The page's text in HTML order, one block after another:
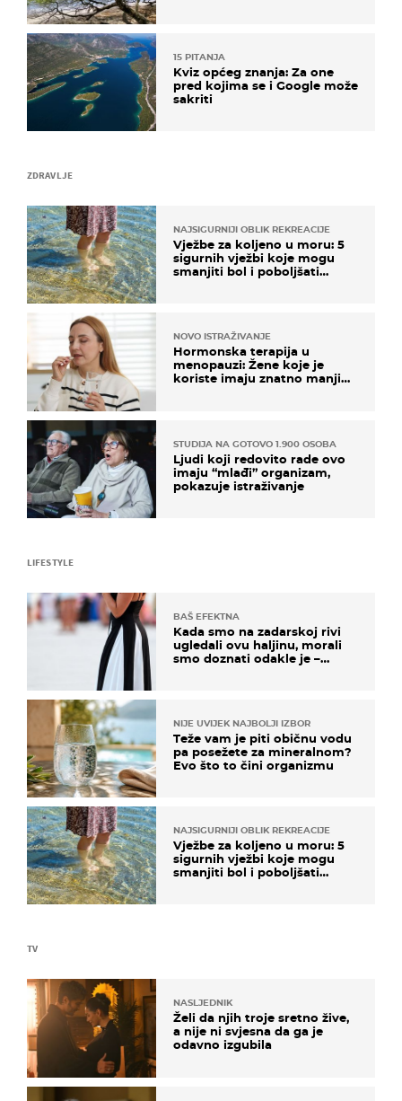
ZDRAVLJE
NAJSIGURNIJI OBLIK REKREACIJE
Vježbe za koljeno u moru: 5
sigurnih vježbi koje mogu
smanjiti bol i poboljšati
NOVO ISTRAŽIVANJE
Hormonska terapija u
menopauzi: Žene koje je
koriste imaju znatno manji
STUDIJA NA GOTOVO 1.900 OSOBA
Ljudi koji redovito rade ovo
imaju “mlađi” organizam,
pokazuje istraživanje
TV
NASLJEDNIK
Želi da njih troje sretno žive,
a nije ni svjesna da ga je
odavno izgubila
15 PITANJA
Kviz općeg znanja: Za one
pred kojima se i Google može
sakriti
LIFESTYLE
BAŠ EFEKTNA
Kada smo na zadarskoj rivi
ugledali ovu haljinu, morali
smo doznati odakle je –
NIJE UVIJEK NAJBOLJI IZBOR
Teže vam je piti običnu vodu
pa posežete za mineralnom?
Evo što to čini organizmu
NAJSIGURNIJI OBLIK REKREACIJE
Vježbe za koljeno u moru: 5
sigurnih vježbi koje mogu
smanjiti bol i poboljšati